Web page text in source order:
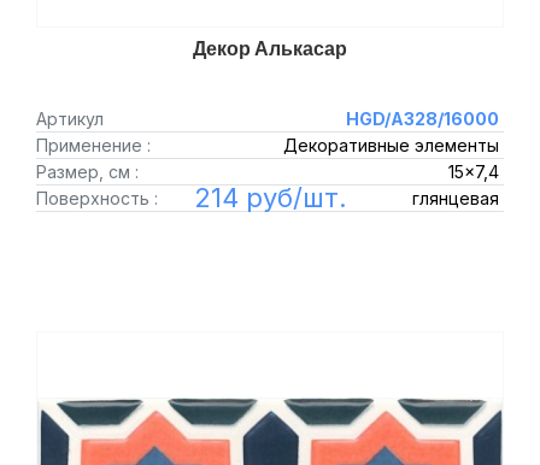
Декор Алькасар
Артикул
HGD/A328/16000
Применение :
Декоративные элементы
Размер, см :
15x7,4
Поверхность :
глянцевая
214 руб/шт.